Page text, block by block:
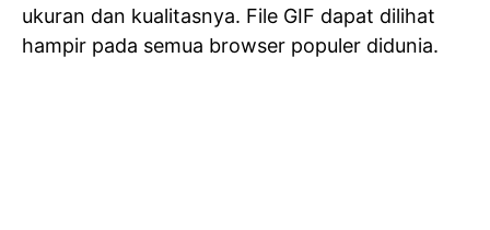
ukuran dan kualitasnya. File GIF dapat dilihat
hampir pada semua browser populer didunia.